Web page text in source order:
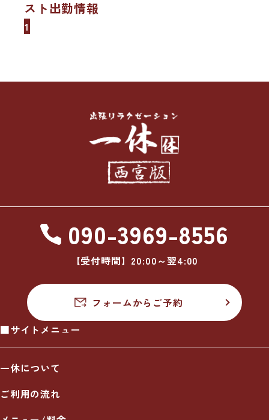
スト出勤情報
1
090-3969-8556
【受付時間】20:00～翌4:00
フォームからご予約
■サイトメニュー
一休について
ご利用の流れ